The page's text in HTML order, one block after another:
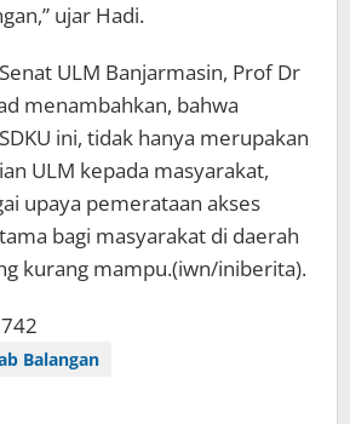
ujar Hadi.
ULM Banjarmasin, Prof Dr
menambahkan, bahwa
ini, tidak hanya merupakan
ULM kepada masyarakat,
upaya pemerataan akses
bagi masyarakat di daerah
kurang mampu.(iwn/iniberita).
Balangan